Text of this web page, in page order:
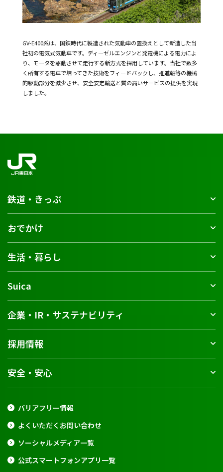
GV-E400系は、国鉄時代に製造された気動車の置換えとして新造した当
社初の電気式気動車です。ディーゼルエンジンと発電機による電力によ
り、モータを駆動させて走行する新方式を採用しています。当社で数多
く所有する電車で培ってきた技術をフィードバックし、推進軸等の機械
的駆動部分を減少させ、安全安定輸送と質の高いサービスの提供を実現
しました。
鉄道・きっぷ
おでかけ
生活・暮らし
Suica
企業・IR・サステナビリティ
採用情報
安全・安心
バリアフリー情報
よくいただくお問い合わせ
ソーシャルメディア一覧
公式スマートフォンアプリ一覧